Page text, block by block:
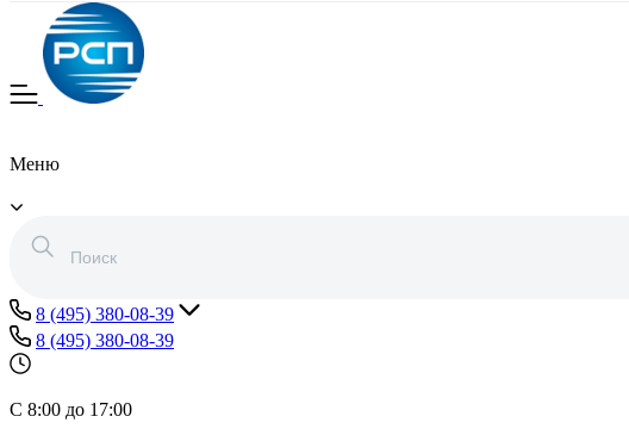
Меню
8 (495) 380-08-39
8 (495) 380-08-39
С 8:00 до 17:00